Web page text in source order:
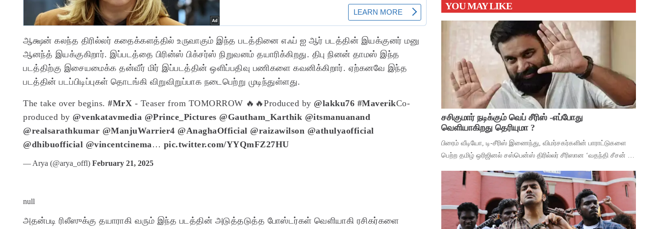
ஆக்ஷன் கலந்த திரில்லர் கதைக்களத்தில் உருவாகும் இந்த படத்தினை எஃப் ஐ ஆர் படத்தின் இயக்குனர் மனு
ஆனந்த் இயக்குகிறார். இப்படத்தை பிரின்ஸ் பிக்சர்ஸ் நிறுவனம் தயாரிக்கிறது. திபு நினன் தாமஸ் இந்த
படத்திற்கு இசையமைக்க தன்வீர் மிர் இப்படத்தின் ஒளிப்பதிவு பணிகளை கவனிக்கிறார். ஏற்கனவே இந்த
படத்தின் படப்பிடிப்புகள் தொடங்கி விறுவிறுப்பாக நடைபெற்று முடிந்துள்ளது.
The take over begins. #MrX - Teaser from TOMORROW 🔥🔥Produced by @lakku76 #MaverikCo-
produced by @venkatavmedia @Prince_Pictures @Gautham_Karthik @itsmanuanand
@realsarathkumar @ManjuWarrier4 @AnaghaOfficial @raizawilson @athulyaofficial
@dhibuofficial @vincentcinema… pic.twitter.com/YYQmFZ27HU
— Arya (@arya_offl) February 21, 2025
null
அதன்படி ரிலீஸுக்கு தயாராகி வரும் இந்த படத்தின் அடுத்தடுத்த போஸ்டர்கள் வெளியாகி ரசிகர்களை
YOU MAY LIKE
சசிகுமார் நடிக்கும் வெப் சீரிஸ் -எப்போது
வெளியாகிறது தெரியுமா ?
பிரைம் வீடியோ, டி-சீரிஸ் இணைந்து, விமர்சகர்களின் பாராட்டுகளை
பெற்ற தமிழ் ஒரிஜினல் சஸ்பென்ஸ் திரில்லர் சீரிஸான ‘வதந்தி சீசன் 2:
வெளியிட்டுள்ளனர். ச